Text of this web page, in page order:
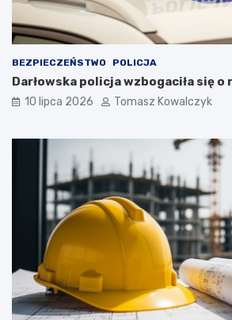
BEZPIECZEŃSTWO POLICJA
Darłowska policja wzbogaciła się
10 lipca 2026 Tomasz Kowalczyk